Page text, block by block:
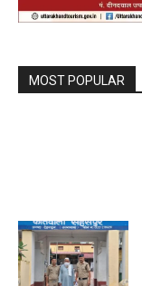
MOST POPULAR